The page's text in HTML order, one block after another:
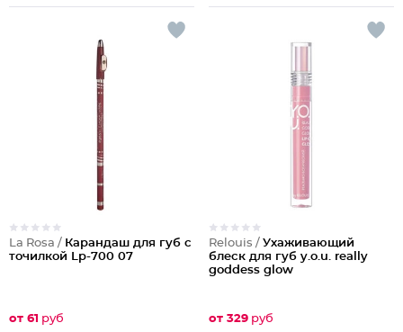
La Rosa / Карандаш для губ с
точилкой Lp-700 07
от 61 руб
Relouis / Ухаживающий
блеск для губ y.o.u. really
goddess glow
от 329 руб